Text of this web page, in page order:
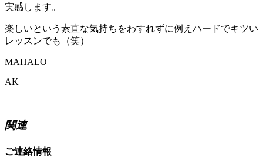
実感します。
楽しいという素直な気持ちをわすれずに例えハードでキツい
レッスンでも（笑）
MAHALO
AK
関連
ご連絡情報